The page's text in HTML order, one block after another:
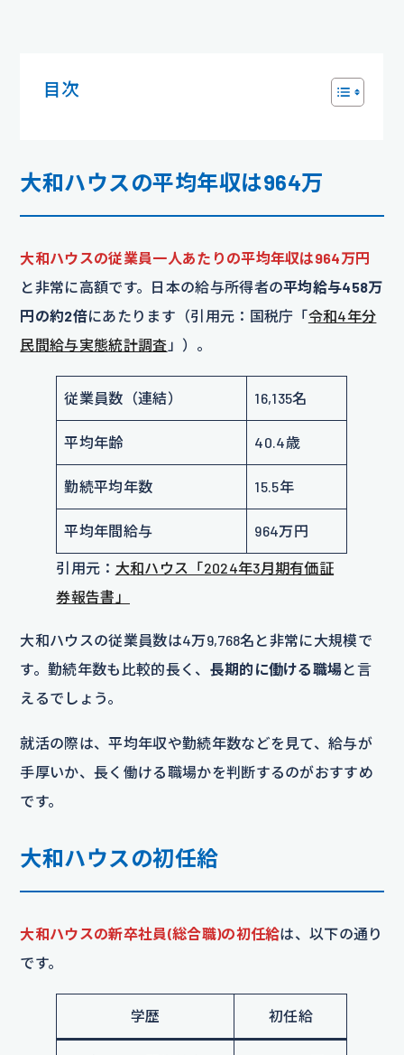
目次
大和ハウスの平均年収は964万
大和ハウスの従業員一人あたりの平均年収は964万円
と非常に高額です。日本の給与所得者の平均給与458万
円の約2倍にあたります（引用元：国税庁「令和4年分
民間給与実態統計調査 」）。
従業員数（連結） 16,135名
平均年齢 40.4歳
勤続平均年数 15.5年
平均年間給与 964万円
引用元： 大和ハウス「2024年3月期有価証
券報告書」
大和ハウスの従業員数は4万9,768名と非常に大規模で
す。勤続年数も比較的長く、 長期的に働ける職場と言
えるでしょう。
就活の際は、平均年収や勤続年数などを見て、給与が
手厚いか、長く働ける職場かを判断するのがおすすめ
です。
大和ハウスの初任給
大和ハウスの新卒社員(総合職)の初任給は、以下の通り
です。
学歴 初任給